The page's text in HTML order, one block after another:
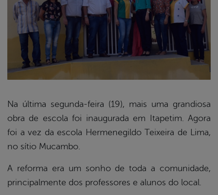
Na última segunda-feira (19), mais uma grandiosa
obra de escola foi inaugurada em Itapetim. Agora
foi a vez da escola Hermenegildo Teixeira de Lima,
no sítio Mucambo.
A reforma era um sonho de toda a comunidade,
principalmente dos professores e alunos do local.